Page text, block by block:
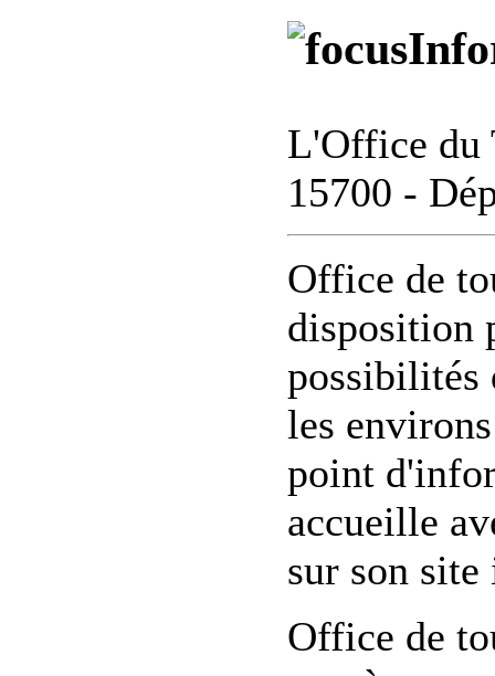
L'Office du
15700 -
Office de
disposition
possibilités
les
point
accueille
sur son
Office de